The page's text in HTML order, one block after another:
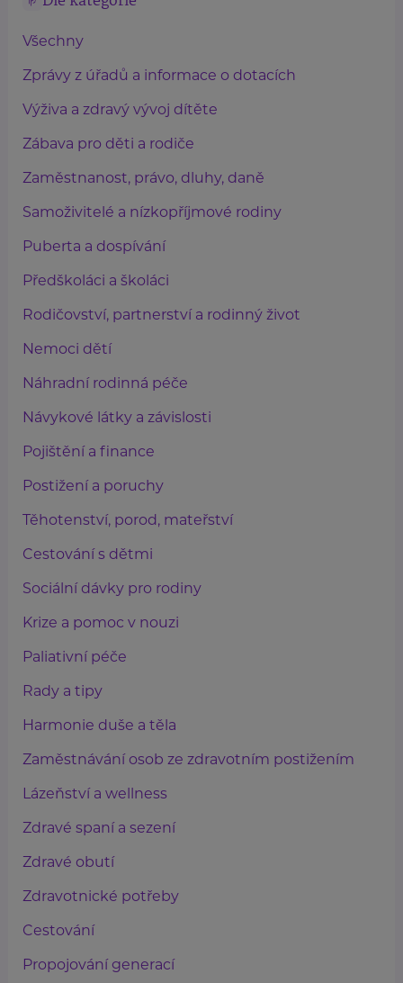
Všechny
Zprávy z úřadů a informace o dotacích
Výživa a zdravý vývoj dítěte
Zábava pro děti a rodiče
Zaměstnanost, právo, dluhy, daně
Samoživitelé a nízkopříjmové rodiny
Puberta a dospívání
Předškoláci a školáci
Rodičovství, partnerství a rodinný život
Nemoci dětí
Náhradní rodinná péče
Návykové látky a závislosti
Pojištění a finance
Postižení a poruchy
Těhotenství, porod, mateřství
Cestování s dětmi
Sociální dávky pro rodiny
Krize a pomoc v nouzi
Paliativní péče
Rady a tipy
Harmonie duše a těla
Zaměstnávání osob ze zdravotním postižením
Lázeňství a wellness
Zdravé spaní a sezení
Zdravé obutí
Zdravotnické potřeby
Cestování
Propojování generací